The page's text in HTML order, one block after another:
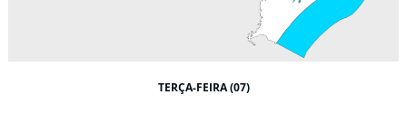
TERÇA-FEIRA (07)